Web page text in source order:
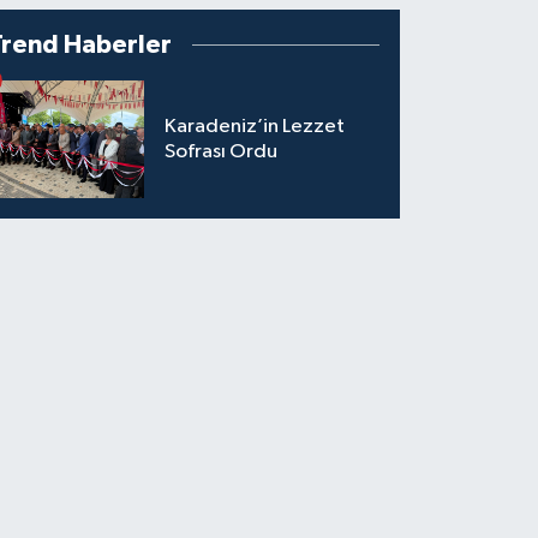
Haberler
Karadeniz’in Lezzet
Sofrası Ordu